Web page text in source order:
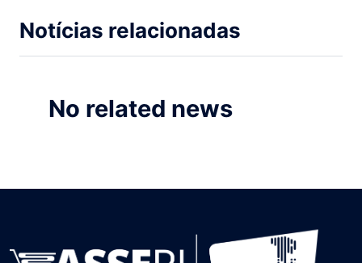
Notícias relacionadas
No related news